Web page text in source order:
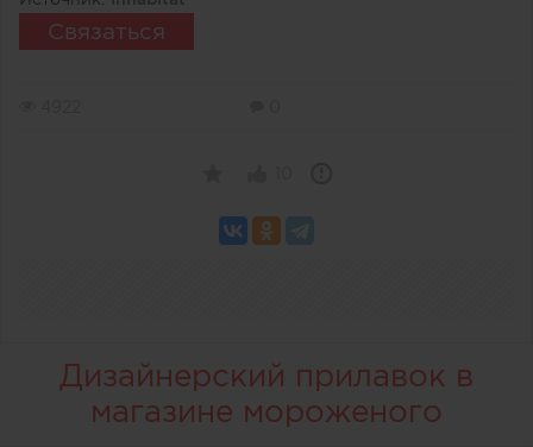
Связаться
Дизайнерский прилавок в
магазине мороженого